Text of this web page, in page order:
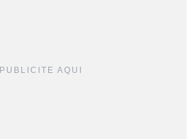
PUBLICITE AQUI